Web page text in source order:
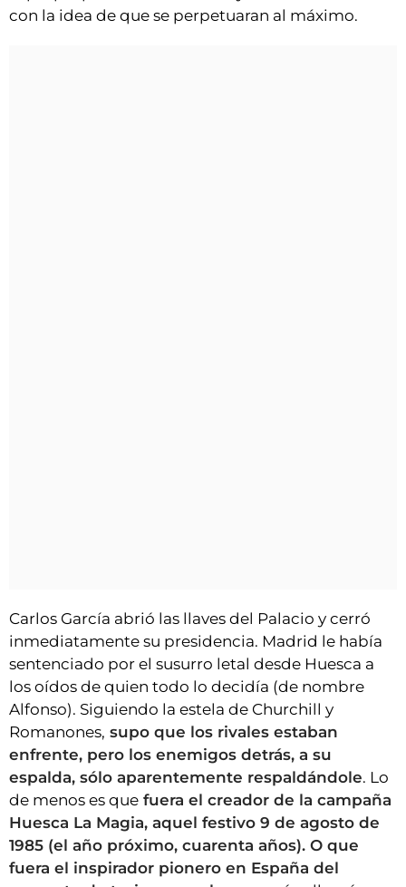
con la idea de que se perpetuaran al máximo.
Carlos García abrió las llaves del Palacio y cerró
inmediatamente su presidencia. Madrid le había
sentenciado por el susurro letal desde Huesca a
los oídos de quien todo lo decidía (de nombre
Alfonso). Siguiendo la estela de Churchill y
Romanones, supo que los rivales estaban
enfrente, pero los enemigos detrás, a su
espalda, sólo aparentemente respaldándole. Lo
de menos es que fuera el creador de la campaña
Huesca La Magia, aquel festivo 9 de agosto de
1985 (el año próximo, cuarenta años). O que
fuera el inspirador pionero en España del